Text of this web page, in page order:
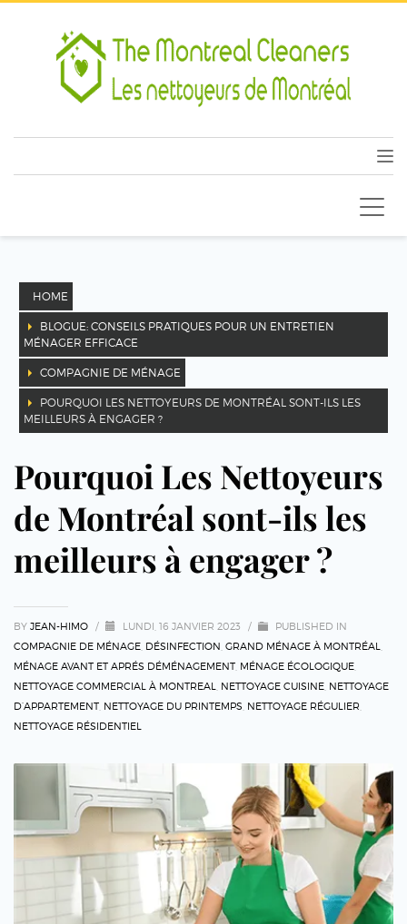
HOME
BLOGUE: CONSEILS PRATIQUES POUR UN ENTRETIEN
MÉNAGER EFFICACE
COMPAGNIE DE MÉNAGE
POURQUOI LES NETTOYEURS DE MONTRÉAL SONT-ILS LES
MEILLEURS À ENGAGER ?
Pourquoi Les Nettoyeurs
de Montréal sont-ils les
meilleurs à engager ?
BY JEAN-HIMO / LUNDI, 16 JANVIER 2023 /
PUBLISHED IN
COMPAGNIE DE MÉNAGE DÉSINFECTION GRAND MÉNAGE À MONTRÉAL
MÉNAGE AVANT ET APRÉS DÉMÉNAGEMENT MÉNAGE ÉCOLOGIQUE
NETTOYAGE COMMERCIAL À MONTREAL
NETTOYAGE CUISINE NETTOYAGE
D’APPARTEMENT NETTOYAGE DU PRINTEMPS NETTOYAGE RÉGULIER
NETTOYAGE RÉSIDENTIEL